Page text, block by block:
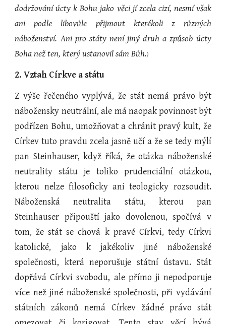
dodržování úcty k Bohu jako věci jí zcela cizí, nesmí však
ani podle libovůle přijmout kterékoli z různých
náboženství. Ani pro státy není jiný druh a způsob úcty
Boha než ten, který ustanovil sám Bůh.)
2. Vztah Církve a státu
Z výše řečeného vyplývá, že stát nemá právo být
nábožensky neutrální, ale má naopak povinnost být
podřízen Bohu, umožňovat a chránit pravý kult, že
Církev tuto pravdu zcela jasně učí a že se tedy mýlí
pan Steinhauser, když říká, že otázka náboženské
neutrality státu je toliko prudenciální otázkou,
kterou nelze filosoficky ani teologicky rozsoudit.
Náboženská neutralita státu, kterou pan
Steinhauser připouští jako dovolenou, spočívá v
tom, že stát se chová k pravé Církvi, tedy Církvi
katolické, jako k jakékoliv jiné náboženské
společnosti, která neporušuje státní ústavu. Stát
dopřává Církvi svobodu, ale přímo ji nepodporuje
více než jiné náboženské společnosti, při vydávání
státních zákonů nemá Církev žádné právo stát